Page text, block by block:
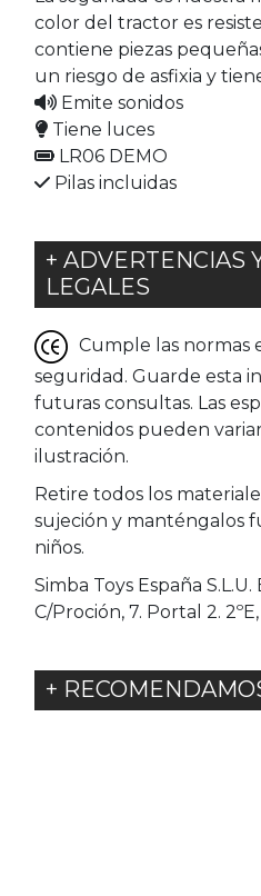
color del tractor es
contiene piezas
un riesgo de asfixia y
Emite sonidos
Tiene luces
LR06 DEMO
Pilas incluidas
+ ADVERTENCIAS
LEGALES
Cumple las normas
seguridad. Guarde esta
futuras consultas. Las
contenidos pueden
ilustración.
Retire todos los
sujeción y manténgalos
niños.
Simba Toys España
C/Proción, 7. Portal 2.
+